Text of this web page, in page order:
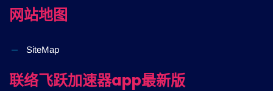
网站地图
SiteMap
联络飞跃加速器app最新版